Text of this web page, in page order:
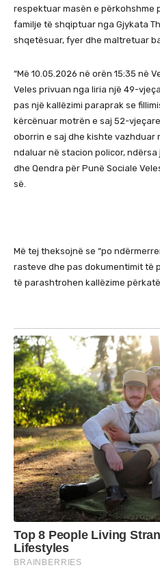
respektuar masën e përkohshme
familje të shqiptuar nga Gjykata
shqetësuar, fyer dhe maltretuar
“Më 10.05.2026 në orën 15:35 në
Veles privuan nga liria një 49-
pas një kallëzimi paraprak se
kërcënuar motrën e saj 52-
oborrin e saj dhe kishte vazhduar
ndaluar në stacion policor,
dhe Qendra për Punë Sociale
së.
Më tej theksojnë se “po
rasteve dhe pas dokumentimit të
të parashtrohen kallëzime